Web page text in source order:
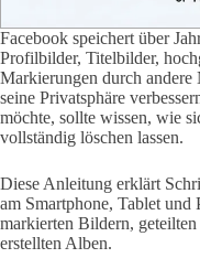
Facebook speichert über
Profilbilder, Titelbilder,
Markierungen durch andere
seine Privatsphäre
möchte, sollte wissen, wie
vollständig löschen lassen.
Diese Anleitung erklärt
am Smartphone, Tablet
markierten Bildern,
erstellten Alben.